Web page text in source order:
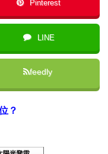
Pinterest
LINE
feedly
？